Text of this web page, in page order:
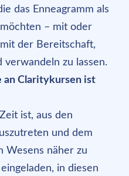
das Enneagramm als
– mit oder
der Bereitschaft,
zu lassen.
an Claritykursen ist
ist, aus den
und dem
Wesens näher zu
in diesen